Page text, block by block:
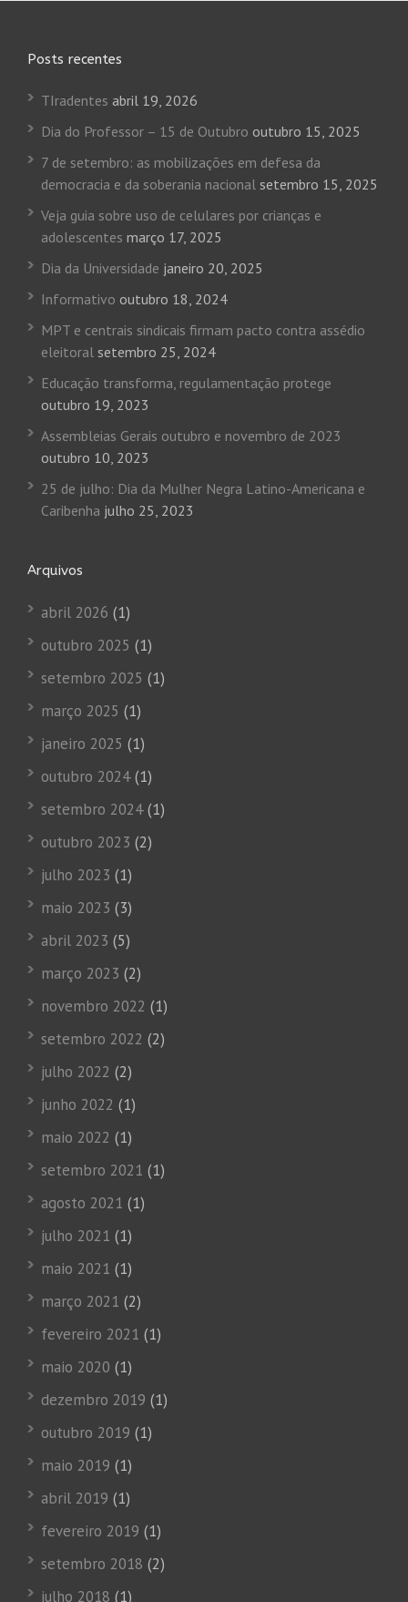
Posts recentes
TIradentes abril 19, 2026
Dia do Professor – 15 de Outubro outubro 15, 2025
7 de setembro: as mobilizações em defesa da
democracia e da soberania nacional setembro 15, 2025
Veja guia sobre uso de celulares por crianças e
adolescentes março 17, 2025
Dia da Universidade janeiro 20, 2025
Informativo outubro 18, 2024
MPT e centrais sindicais firmam pacto contra assédio
eleitoral setembro 25, 2024
Educação transforma, regulamentação protege
outubro 19, 2023
Assembleias Gerais outubro e novembro de 2023
outubro 10, 2023
25 de julho: Dia da Mulher Negra Latino-Americana e
Caribenha julho 25, 2023
Arquivos
abril 2026 (1)
outubro 2025 (1)
setembro 2025 (1)
março 2025 (1)
janeiro 2025 (1)
outubro 2024(1)
setembro 2024(1)
outubro 2023 (2)
julho 2023 (1)
maio 2023 (3)
abril 2023 (5)
março 2023 (2)
novembro 2022 (1)
setembro 2022 (2)
julho 2022 (2)
junho 2022 (1)
maio 2022 (1)
setembro 2021 (1)
agosto 2021 (1)
julho 2021 (1)
maio 2021 (1)
março 2021 (2)
fevereiro 2021 (1)
maio 2020 (1)
dezembro 2019 (1)
outubro 2019 (1)
maio 2019 (1)
abril 2019 (1)
fevereiro 2019 (1)
setembro 2018 (2)
julho 2018 (1)